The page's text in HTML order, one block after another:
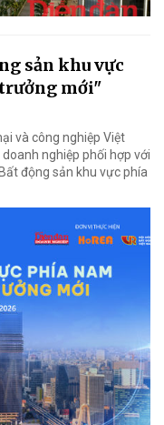
sản khu vực
mới"
và công nghiệp Việt
nghiệp phối hợp với
động sản khu vực phía